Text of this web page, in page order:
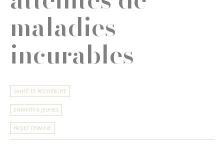
maladies
incurables
SANTÉ ET RECHERCHE
ENFANTS & JEUNES
PROJET TERMINÉ